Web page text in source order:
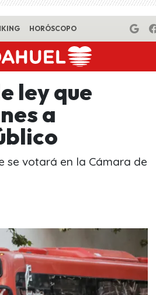
HORÓSCOPO
ley que
a
se votará en la Cámara de